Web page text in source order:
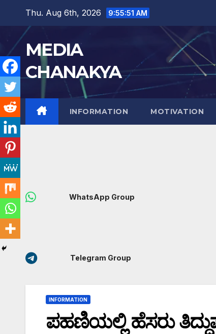
Thu. Aug 6th, 2026 9:55:52 AM
MEDIA
CHANAKYA
INFORMATION MOTIVATION
WhatsApp Group
Telegram Group
INFORMATION
ಪಹಣಿಯಲ್ಲಿ ಹೆಸರು